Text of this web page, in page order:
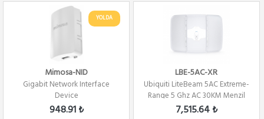
YOLDA
Mimosa-NID
Gigabit Network Interface
Device
948.91 ₺
LBE-5AC-XR
Ubiquiti LiteBeam 5AC Extreme-
Range 5 Ghz AC 30KM Menzil
Dış Orta...
7,515.64 ₺